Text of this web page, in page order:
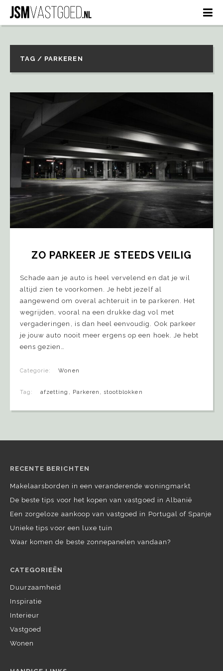
TAG / PARKEREN
ZO PARKEER JE STEEDS VEILIG
Schade aan je auto is heel vervelend en dat je wil
altijd zien te voorkomen. Je hebt jezelf al
aangewend om overal achteruit in te parkeren. Het
wegrijden, vooral na een drukke dag vol met
vergaderingen, is dan heel eenvoudig. Ook parkeer
je jouw auto nooit meer ergens op een hoek. Je hebt
eens gezien…
Categorie: Wonen
Tag: afzetting , Parkeren , stootblokken
RECENTE BERICHTEN
Makelaarsborden in een veranderende woningmarkt
De beste tips voor het kopen van vastgoed in Albanië
Een zorgeloze aankoop van vastgoed in Portugal of Spanje
Unieke tips voor een luxe tuin
Waar komen de beste zonnepanelen vandaan?
CATEGORIEËN
Duurzaamheid
Inspiratie
Interieur
Vastgoed
Wonen